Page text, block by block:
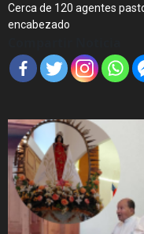
Cerca de 120 agentes
encabezado